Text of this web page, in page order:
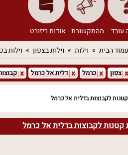
עובד מהתקשורת אודות ריזורט
הבית וילות וילות בצפון וילות
צפון כרמל דלית אל כרמל
קטנות לקבוצות בדלית אל כרמל
קטנות לקבוצות בדלית אל כרמל